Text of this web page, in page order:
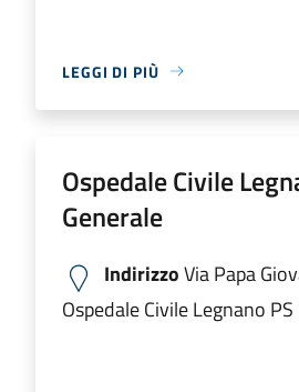
LEGGI DI PIÙ
Ospedale Civile
Generale
IndirizzoVia Papa
Ospedale Civile Legnano PS